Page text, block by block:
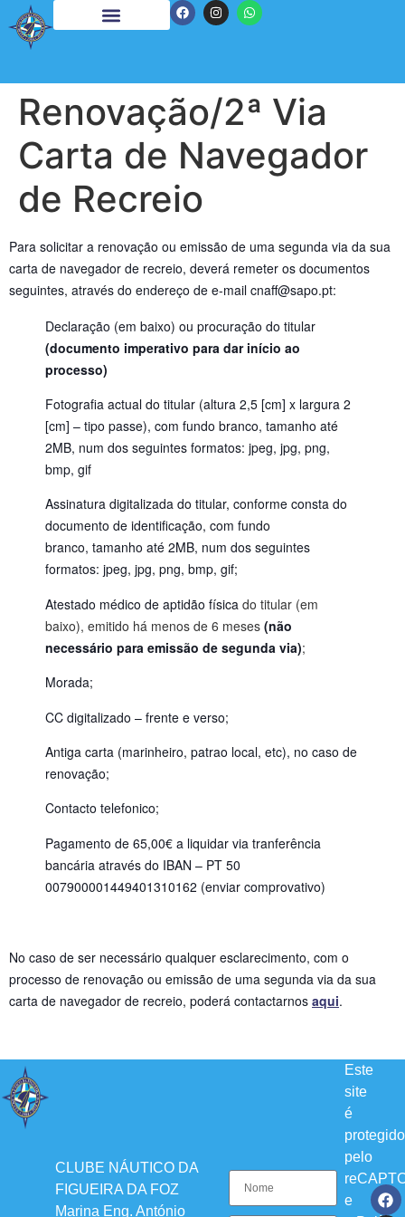
Renovação/2ª Via
Carta de Navegador
de Recreio
Para solicitar a renovação ou emissão de uma segunda via da sua
carta de navegador de recreio, deverá remeter os documentos
seguintes, através do endereço de e-mail cnaff@sapo.pt:
Declaração (em baixo) ou procuração do titular
(documento imperativo para dar início ao
processo)
Fotografia actual do titular (altura 2,5 [cm] x largura 2
[cm] – tipo passe), com fundo branco, tamanho até
2MB, num dos seguintes formatos: jpeg, jpg, png,
bmp, gif
Assinatura digitalizada do titular, conforme consta do
documento de identificação, com fundo
branco, tamanho até 2MB, num dos seguintes
formatos: jpeg, jpg, png, bmp, gif;
Atestado médico de aptidão física do titular (em
baixo), emitido há menos de 6 meses (não
necessário para emissão de segunda via);
Morada;
CC digitalizado – frente e verso;
Antiga carta (marinheiro, patrao local, etc), no caso de
renovação;
Contacto telefonico;
Pagamento de 65,00€ a liquidar via tranferência
bancária através do IBAN – PT 50
007900001449401310162 (enviar comprovativo)
No caso de ser necessário qualquer esclarecimento, com o
processo de renovação ou emissão de uma segunda via da sua
carta de navegador de recreio, poderá contactarnos aqui.
CLUBE NÁUTICO DA
FIGUEIRA DA FOZ
Marina Eng. António
Este
site
é
protegido
pelo
e